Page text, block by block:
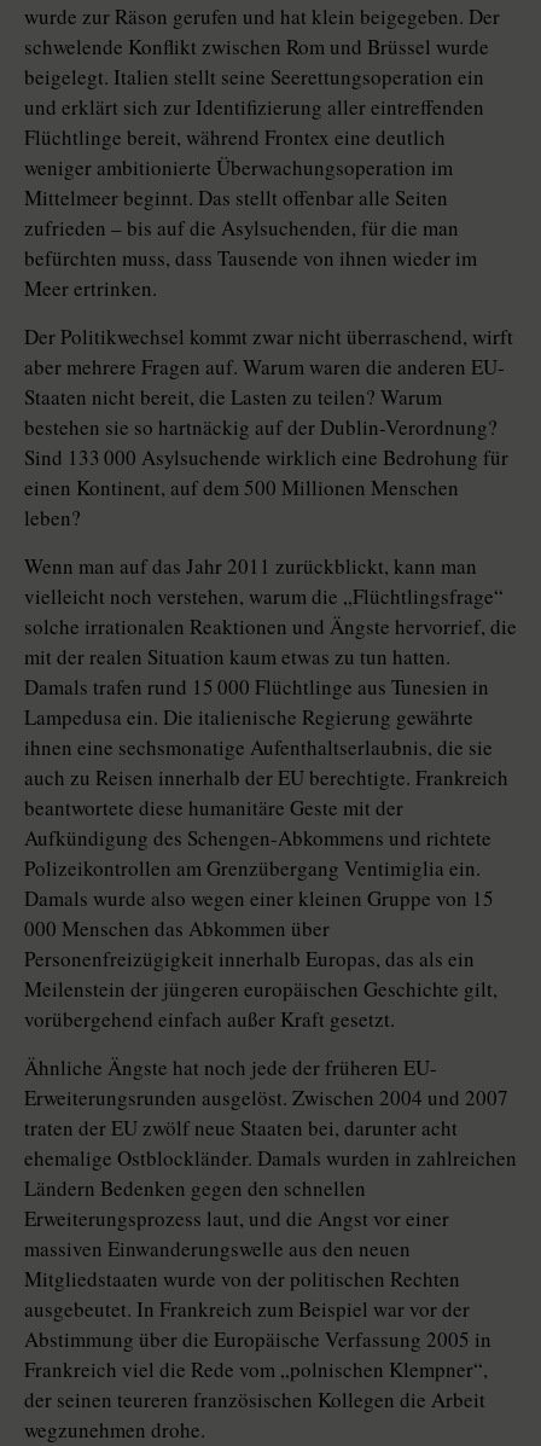
wurde zur Räson gerufen und hat klein beigegeben. Der
schwelende Konflikt zwischen Rom und Brüssel wurde
beigelegt. Italien stellt seine Seerettungsoperation ein
und erklärt sich zur Identifizierung aller eintreffenden
Flüchtlinge bereit, während Frontex eine deutlich
weniger ambitionierte Überwachungsoperation im
Mittelmeer beginnt. Das stellt offenbar alle Seiten
zufrieden – bis auf die Asylsuchenden, für die man
befürchten muss, dass Tausende von ihnen wieder im
Meer ertrinken.
Der Politikwechsel kommt zwar nicht überraschend, wirft
aber mehrere Fragen auf. Warum waren die anderen EU-
Staaten nicht bereit, die Lasten zu teilen? Warum
bestehen sie so hartnäckig auf der Dublin-Verordnung?
Sind 133 000 Asylsuchende wirklich eine Bedrohung für
einen Kontinent, auf dem 500 Millionen Menschen
leben?
Wenn man auf das Jahr 2011 zurückblickt, kann man
vielleicht noch verstehen, warum die „Flüchtlingsfrage“
solche irrationalen Reaktionen und Ängste hervorrief, die
mit der realen Situation kaum etwas zu tun hatten.
Damals trafen rund 15 000 Flüchtlinge aus Tunesien in
Lampedusa ein. Die italienische Regierung gewährte
ihnen eine sechsmonatige Aufenthaltserlaubnis, die sie
auch zu Reisen innerhalb der EU berechtigte. Frankreich
beantwortete diese humanitäre Geste mit der
Aufkündigung des Schengen-Abkommens und richtete
Polizeikontrollen am Grenzübergang Ventimiglia ein.
Damals wurde also wegen einer kleinen Gruppe von 15
000 Menschen das Abkommen über
Personenfreizügigkeit innerhalb Europas, das als ein
Meilenstein der jüngeren europäischen Geschichte gilt,
vorübergehend einfach außer Kraft gesetzt.
Ähnliche Ängste hat noch jede der früheren EU-
Erweiterungsrunden ausgelöst. Zwischen 2004 und 2007
traten der EU zwölf neue Staaten bei, darunter acht
ehemalige Ostblockländer. Damals wurden in zahlreichen
Ländern Bedenken gegen den schnellen
Erweiterungsprozess laut, und die Angst vor einer
massiven Einwanderungswelle aus den neuen
Mitgliedstaaten wurde von der politischen Rechten
ausgebeutet. In Frankreich zum Beispiel war vor der
Abstimmung über die Europäische Verfassung 2005 in
Frankreich viel die Rede vom „polnischen Klempner“,
der seinen teureren französischen Kollegen die Arbeit
wegzunehmen drohe.